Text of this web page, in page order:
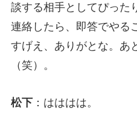
談する相手としてぴった
連絡したら、即答でやる
すげえ、ありがとな。あ
（笑）。
松下 ：はははは。